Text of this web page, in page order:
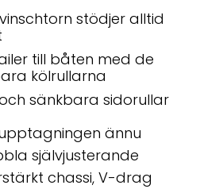
stödjer alltid
till båten med de
kölrullarna
sänkbara sidorullar
ännu
självjusterande
chassi, V-drag